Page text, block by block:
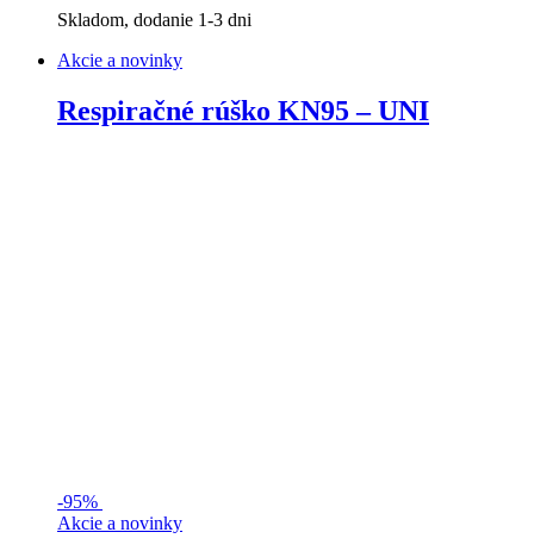
Skladom, dodanie 1-3 dni
Akcie a novinky
Respiračné rúško KN95 – UNI
-95%
Akcie a novinky